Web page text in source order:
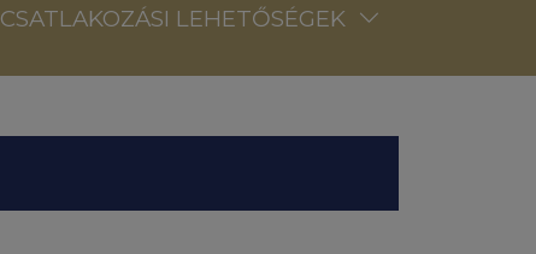
CSATLAKOZÁSI LEHETŐSÉGEK